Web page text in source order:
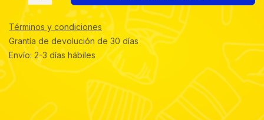
Términos y condiciones
Grantía de devolución de 30 días
Envío: 2-3 días hábiles